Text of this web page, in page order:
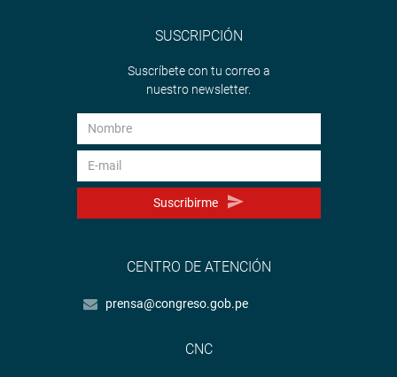
SUSCRIPCIÓN
Suscríbete con tu correo a
nuestro newsletter.
Suscribirme
CENTRO DE ATENCIÓN
prensa@congreso.gob.pe
CNC